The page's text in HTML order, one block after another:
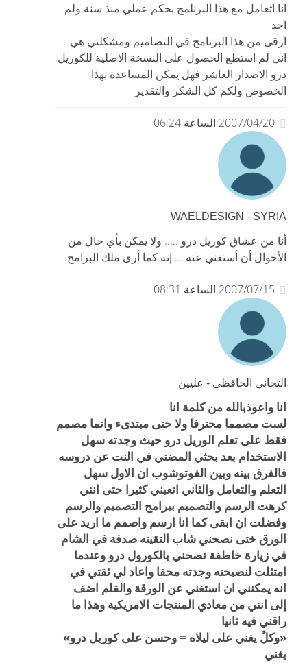
انا اتعامل مع هذا البرنلمج بحكم عملي منذ سنة ولم
اجد
ارقى من هذا البرنامج في التصاميم ومشكلتي هي
اني لم استطع الحصول على النسخة الاصلية للكوريل
درو الاصدار العاشر فهل يمكن المساعدة بهذا
الخصوص ولكم كل الشكر والتقدير
2007/04/20 الساعة 06:24
WAELDESIGN - SYRIA
أنا من عشاق كوريل درو ..... ولا يمكن بأي حال من
الأحوال أن أستغني عنه ... إنه كما أرى ملك البرامج
2007/07/15 الساعة 08:31
التجاني الحافظي - عليين
انا واعوذبالله من كلمة انا
لست مصمما محترفا ولا حتى مبتدىء وانما مصمم
فقط على تعلم الوريل درو حيث وجدته سهل
الاستخدام بعد بحثي المضني في النت عن دروسه
فالفرق بينه وبين الفوتوشوب ان الاول سهل
التعلم والتعامل والثاني اتعبني كثيرا حتى انني
كرهت الرسم والتصميم ببرامج التصميم والرسم
وفضلت ان ابقى كما انا ارسم واصمم ما اريد على
الورق ختى نصحني شاب التقيته صدفة في الشام
في زيارة خاطفة نصحني بالكورول درو وعندما
امتثلت لنصيحته وجدته محقا واعاد لي ثقتي في
انه يمكنني ان استغني عن الورقة والقلم اضف
إلى انني من معادي المنتجات الامريكية وهذا ما
راقني فيه ثانيا
«وكلٌ يغني على ليلاه = وحسن على كوريل درو»
يغني